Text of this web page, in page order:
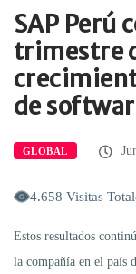
Home
Global
SAP Perú
trimestre
de
GLOBAL
4.658 Visitas
Estos resultados
la compañía en el país